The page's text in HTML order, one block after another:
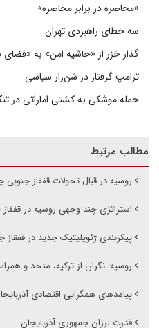
«محاصره در برابر محاصره»
سه خطای راهبردی تهران
گذار خزر از «حاشیه امن» به «فضای
ترامپ گرفتار در شن‌زار سیاسی
حمله موشکی به کشتی اماراتی در
مطالب مرتبط
روسیه در قبال تحولات قفقاز
استراتژی چند وجهی روسیه در
پیکربندی ژئوپلیتیک جدید در قفقاز
روسیه: نگران از ترکیه، متحد و
پیامدهای همگرایی اقتصادی
قدرت لرزان جمهوری آذربایجان